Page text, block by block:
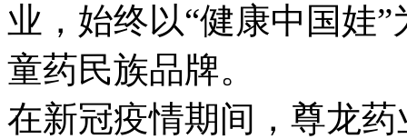
业，始终以“健康中国娃
童药民族品牌。
在新冠疫情期间，尊龙